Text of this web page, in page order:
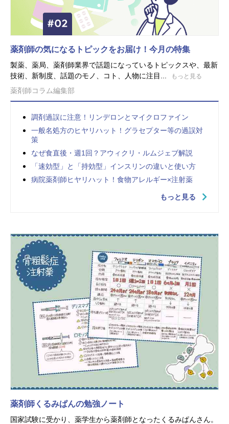
薬剤師の気になるトピックをお届け！今月の特集
製薬、薬局、薬剤師業界で話題になっているトピックスや、最新
技術、新制度、話題のモノ、コト、人物に注目...
もっと見る
薬剤師コラム編集部
調剤過誤に注意！リンデロンとマイクロファイン
一般名処方のヒヤリハット！グラセプター等の過誤対
策
なぜ食直後・週1回？アウィクリ・ルムジェブ解説
「速効型」と「持効型」インスリンの違いと使い方
病院薬剤師ヒヤリハット！食物アレルギー×注射薬
もっと見る
薬剤師くるみぱんの勉強ノート
国家試験に受かり、薬学生から薬剤師となったくるみぱんさん。